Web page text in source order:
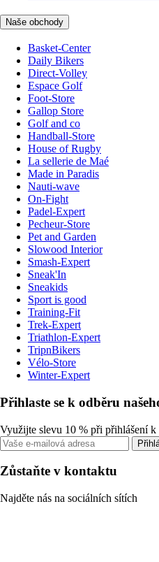
Naše obchody
Basket-Center
Daily Bikers
Direct-Volley
Espace Golf
Foot-Store
Gallop Store
Golf and co
Handball-Store
House of Rugby
La sellerie de Maé
Made in Paradis
Nauti-wave
On-Fight
Padel-Expert
Pecheur-Store
Pet and Garden
Slowood Interior
Smash-Expert
Sneak'In
Sneakids
Sport is good
Training-Fit
Trek-Expert
Triathlon-Expert
TripnBikers
Vélo-Store
Winter-Expert
Přihlaste se k odběru
Využijte slevu 10 % při přihlášení k
Zůstaňte v kontaktu
Najděte nás na sociálních sítích